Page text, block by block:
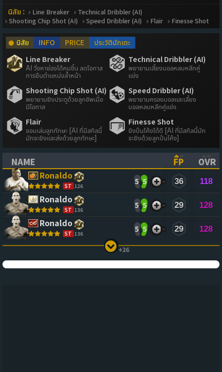
นิสัย : Line Breaker
Technical Dribbler (AI)
Shooting Chip Shot (AI)
Speed Dribbler (AI) Flair Finesse Shot
นิสัย INFO PRICE
ประวัตินักเตะ
Line Breaker
AI วิ่งหาช่องได้คมขึ้น ลดโอกาส
การยืนตำแหน่งล้ำหน้า
Technical Dribbler (AI)
พยายามเลี้ยงบอลหลบหลีกคู่
แข่ง
Shooting Chip Shot (AI)
พยายามยิงประตูด้วยลูกชิพเมื่อ
มีโอกาส
Speed Dribbler (AI)
พยายามครองบอลและเลี้ยง
บอลหลบหลีกคู่แข่ง
Flair
ชอบเล่นลูกทักษะ [AI ที่มีสกิลนี้
มักจะยิงและส่งด้วยลูกทักษะ]
Finesse Shot
ยิงปั่นโค้งได้ดี [AI ที่มีสกิลนี้มัก
จะยิงด้วยลูกปั่นโค้ง]
NAME
(CLICK TO SORT ASCENDING)
FP
OVR
Ronaldo
ST 126
5 5 36 118
Ronaldo
ST 136
5 5 29 128
Ronaldo
ST 136
5 5 29 128
+26